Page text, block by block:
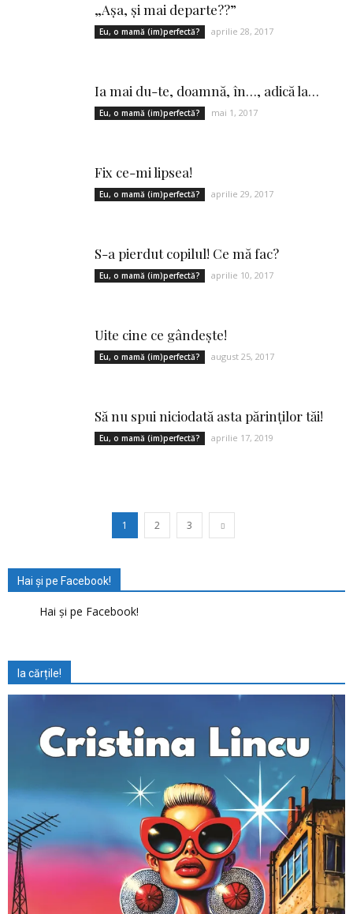
„Aşa, şi mai departe??”
Eu, o mamă (im)perfectă? aprilie 28, 2017
Ia mai du-te, doamnă, în…, adică la…
Eu, o mamă (im)perfectă? mai 1, 2017
Fix ce-mi lipsea!
Eu, o mamă (im)perfectă? aprilie 29, 2017
S-a pierdut copilul! Ce mă fac?
Eu, o mamă (im)perfectă? aprilie 10, 2017
Uite cine ce gândește!
Eu, o mamă (im)perfectă? august 25, 2017
Să nu spui niciodată asta părinților tăi!
Eu, o mamă (im)perfectă? aprilie 17, 2019
1 2 3
Hai și pe Facebook!
Hai și pe Facebook!
Ia cărțile!